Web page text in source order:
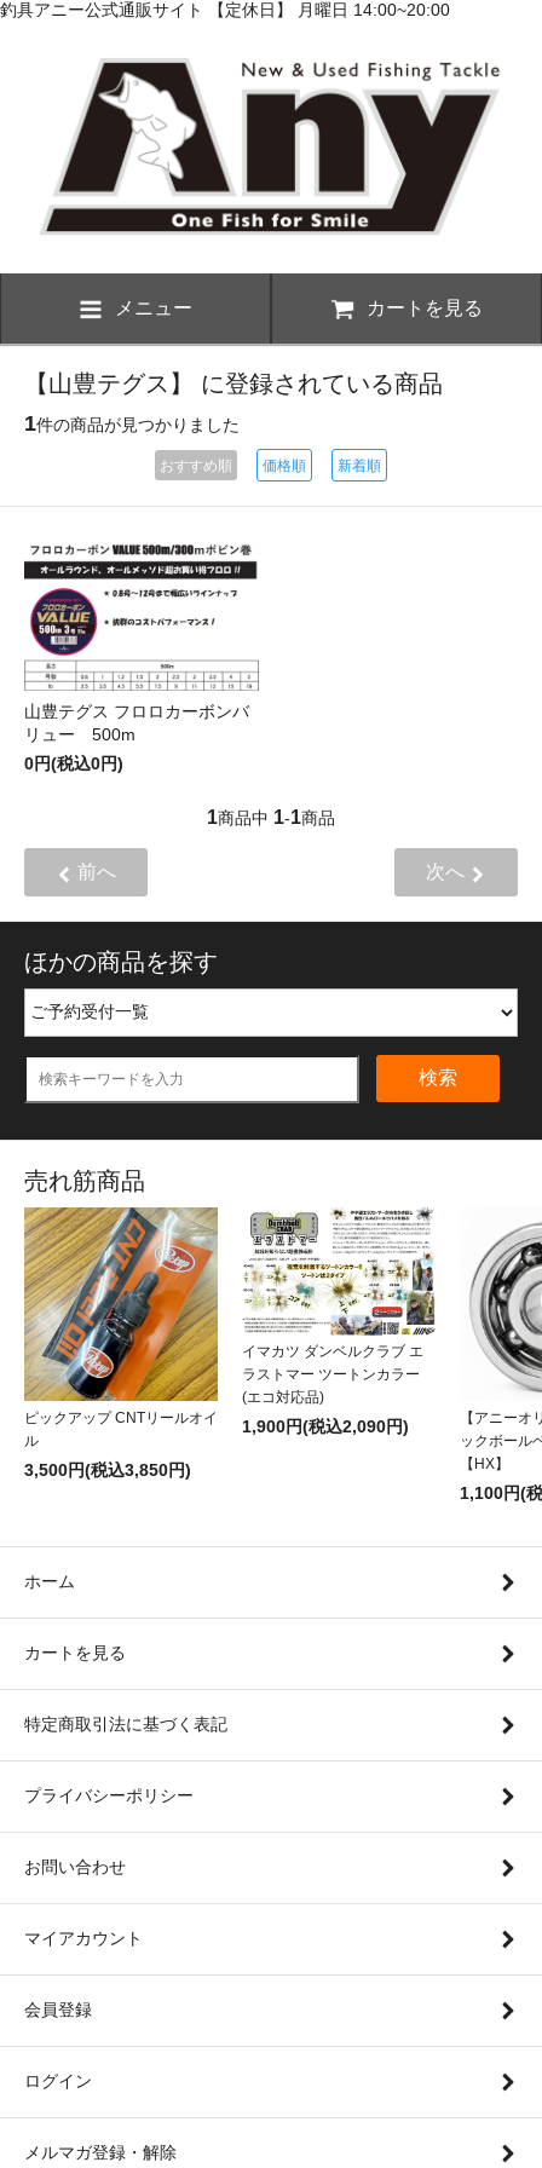
釣具アニー公式通販サイト 【定休日】 月曜日 14:00~20:00
メニュー カートを見る
【山豊テグス】 に登録されている商品
1件の商品が見つかりました
おすすめ順 価格順 新着順
山豊テグス フロロカーボンバ
リュー 500m
0円(税込0円)
1商品中 1-1商品
前へ 次へ
ほかの商品を探す
検索
売れ筋商品
ピックアップ CNTリールオイ
ル
3,500円(税込3,850円)
イマカツ ダンベルクラブ エ
ラストマー ツートンカラー
(エコ対応品)
1,900円(税込2,090円)
【アニーオ
ックボール
【HX】
1,100円(
ホーム
カートを見る
特定商取引法に基づく表記
プライバシーポリシー
お問い合わせ
マイアカウント
会員登録
ログイン
メルマガ登録・解除